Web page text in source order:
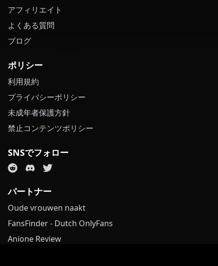
アフィリエイト
よくある質問
ブログ
ポリシー
利用規約
プライバシーポリシー
未成年者保護方針
禁止コンテンツポリシー
SNSでフォロー
パートナー
Oude vrouwen naakt
FansFinder - Dutch OnlyFans
Anione Review